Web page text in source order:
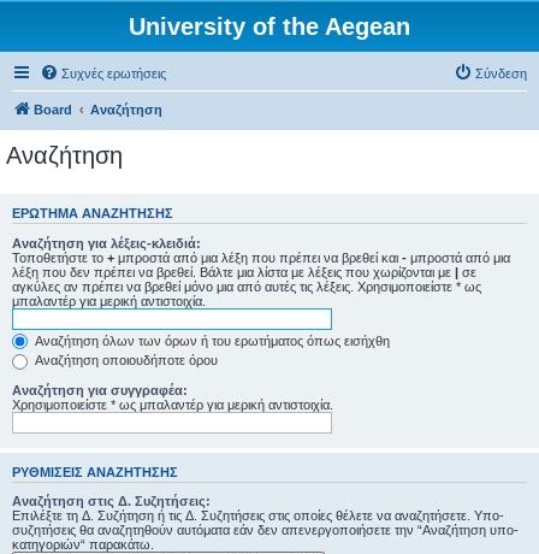
University of the Aegean
Συχνές ερωτήσεις Σύνδεση
Board Αναζήτηση
Αναζήτηση
ΕΡΏΤΗΜΑ ΑΝΑΖΉΤΗΣΗΣ
Αναζήτηση για λέξεις-κλειδιά:
Τοποθετήστε το + μπροστά από μια λέξη που πρέπει να βρεθεί και - μπροστά από μια
λέξη που δεν πρέπει να βρεθεί. Βάλτε μια λίστα με λέξεις που χωρίζονται με | σε
αγκύλες αν πρέπει να βρεθεί μόνο μια από αυτές τις λέξεις. Χρησιμοποιείστε * ως
μπαλαντέρ για μερική αντιστοιχία.
Αναζήτηση όλων των όρων ή του ερωτήματος όπως εισήχθη
Αναζήτηση οποιουδήποτε όρου
Αναζήτηση για συγγραφέα:
Χρησιμοποιείστε * ως μπαλαντέρ για μερική αντιστοιχία.
ΡΥΘΜΊΣΕΙΣ ΑΝΑΖΉΤΗΣΗΣ
Αναζήτηση στις Δ. Συζητήσεις:
Επιλέξτε τη Δ. Συζήτηση ή τις Δ. Συζητήσεις στις οποίες θέλετε να αναζητήσετε. Υπο-
συζητήσεις θα αναζητηθούν αυτόματα εάν δεν απενεργοποιήσετε την “Αναζήτηση υπο-
κατηγοριών“ παρακάτω.